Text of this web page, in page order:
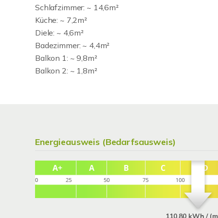
Schlafzimmer: ~ 14,6m²
Küche: ~ 7,2m²
Diele: ~ 4,6m²
Badezimmer: ~ 4,4m²
Balkon 1: ~ 9,8m²
Balkon 2: ~ 1,8m²
Energieausweis (Bedarfsausweis)
110,80 kWh /